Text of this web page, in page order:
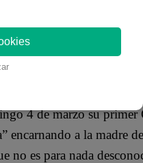
4 de marzo su
encarnando a la madre
no es para nada